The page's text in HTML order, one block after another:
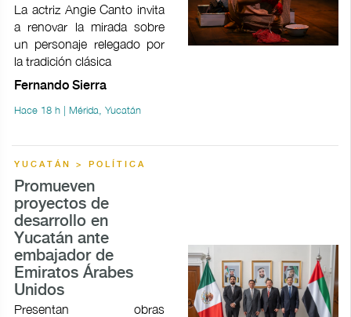
La actriz Angie Canto invita
a renovar la mirada sobre
un personaje relegado por
la tradición clásica
Fernando Sierra
Hace 18 h | Mérida, Yucatán
YUCATÁN > POLÍTICA
Promueven
proyectos de
desarrollo en
Yucatán ante
embajador de
Emiratos Árabes
Unidos
Presentan obras